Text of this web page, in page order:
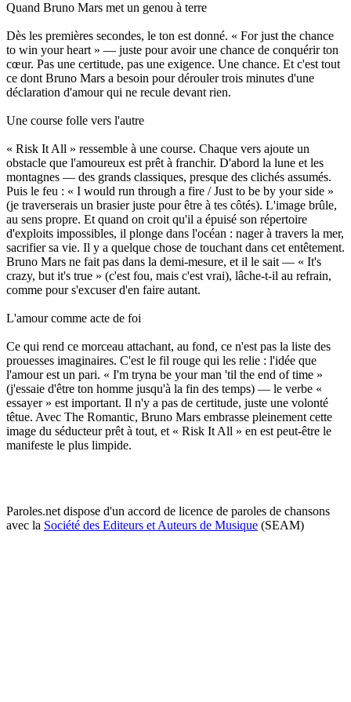
Quand Bruno Mars met un genou à terre
Dès les premières secondes, le ton est donné. « For just the chance
to win your heart » — juste pour avoir une chance de conquérir ton
cœur. Pas une certitude, pas une exigence. Une chance. Et c'est tout
ce dont Bruno Mars a besoin pour dérouler trois minutes d'une
déclaration d'amour qui ne recule devant rien.
Une course folle vers l'autre
« Risk It All » ressemble à une course. Chaque vers ajoute un
obstacle que l'amoureux est prêt à franchir. D'abord la lune et les
montagnes — des grands classiques, presque des clichés assumés.
Puis le feu : « I would run through a fire / Just to be by your side »
(je traverserais un brasier juste pour être à tes côtés). L'image brûle,
au sens propre. Et quand on croit qu'il a épuisé son répertoire
d'exploits impossibles, il plonge dans l'océan : nager à travers la mer,
sacrifier sa vie. Il y a quelque chose de touchant dans cet entêtement.
Bruno Mars ne fait pas dans la demi-mesure, et il le sait — « It's
crazy, but it's true » (c'est fou, mais c'est vrai), lâche-t-il au refrain,
comme pour s'excuser d'en faire autant.
L'amour comme acte de foi
Ce qui rend ce morceau attachant, au fond, ce n'est pas la liste des
prouesses imaginaires. C'est le fil rouge qui les relie : l'idée que
l'amour est un pari. « I'm tryna be your man 'til the end of time »
(j'essaie d'être ton homme jusqu'à la fin des temps) — le verbe «
essayer » est important. Il n'y a pas de certitude, juste une volonté
têtue. Avec The Romantic, Bruno Mars embrasse pleinement cette
image du séducteur prêt à tout, et « Risk It All » en est peut-être le
manifeste le plus limpide.
Paroles.net dispose d'un accord de licence de paroles de chansons
avec la Société des Editeurs et Auteurs de Musique (SEAM)